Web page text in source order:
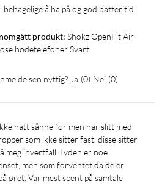
på én opplading og totalt 28
kan du lytte til spillelistene dine
på ti minutter gir
stabil tilkobling
kobles til mobilen eller
ved ganske enkelt å åpne
også med en eneste hodetelefon.
behagelige å ha på og god batteritid
produkt: Shokz OpenFit Air
hodetelefoner Svart
nyttig? Ja (0) Nei (0)
som ikke sitter fast, disse sitter
meg ihvertfall. Lyden er noe
men som forventet da de er
øret. Var mest spent på samtale